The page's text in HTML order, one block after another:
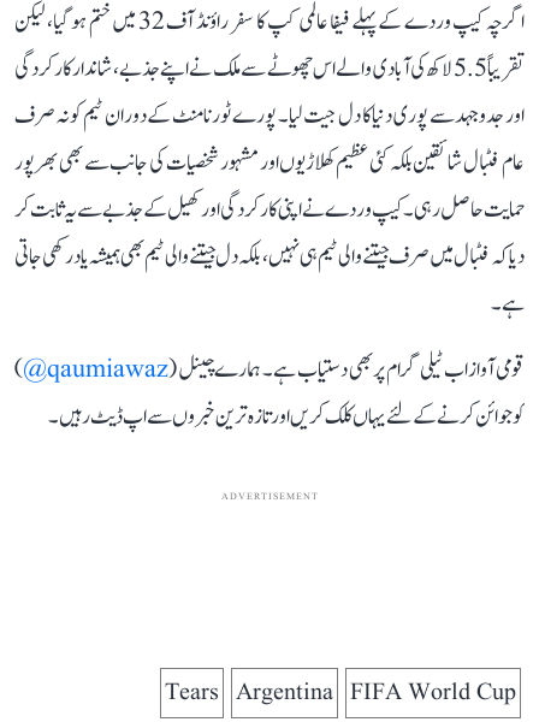
اگرچہ کیپ وردے کے پہلے فیفا عالمی کپ کا سفر راؤنڈ آف 32 میں ختم ہو گیا، لیکن
تقریباً 5.5 لاکھ کی آبادی والے اس چھوٹے سے ملک نے اپنے جذبے، شاندار کارکردگی
اور جدوجہد سے پوری دنیا کا دل جیت لیا۔ پورے ٹورنامنٹ کے دوران ٹیم کو نہ صرف
عام فٹبال شائقین بلکہ کئی عظیم کھلاڑیوں اور مشہور شخصیات کی جانب سے بھی بھرپور
حمایت حاصل رہی۔ کیپ وردے نے اپنی کارکردگی اور کھیل کے جذبے سے یہ ثابت کر
دیا کہ فٹبال میں صرف جیتنے والی ٹیم ہی نہیں، بلکہ دل جیتنے والی ٹیم بھی ہمیشہ یاد رکھی جاتی
ہے۔
قومی آواز اب ٹیلی گرام پر بھی دستیاب ہے۔ ہمارے چینل (qaumiawaz@
)
کو جوائن کرنے کے لئے یہاں کلک کریں اور تازہ ترین خبروں سے اپ ڈیٹ رہیں۔
ADVERTISEMENT
FIFA World Cup
Argentina
Tears